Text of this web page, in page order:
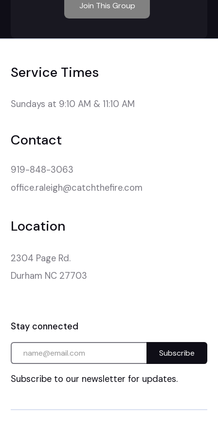
Join This Group
Service Times
Sundays at 9:10 AM & 11:10 AM
Contact
919-848-3063
office.raleigh@catchthefire.com
Location
2304 Page Rd.
Durham NC 27703
Stay connected
Subscribe to our newsletter for updates.